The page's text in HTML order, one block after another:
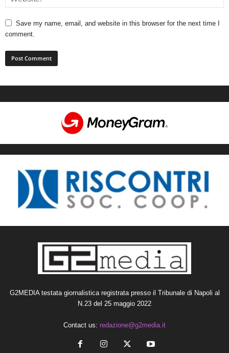
Save my name, email, and website in this browser for the next time I
comment.
G2MEDIA testata giornalistica registrata presso il Tribunale di Napoli al
N.23 del 25 maggio 2022
Contact us: redazione@g2media.it